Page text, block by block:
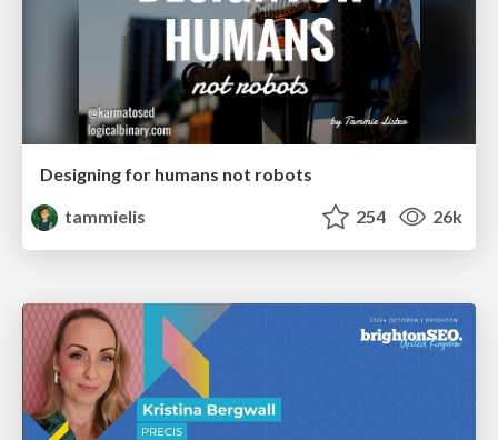
Designing for humans not robots
tammielis
254 26k